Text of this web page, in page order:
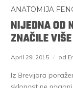
ANATOMIJA
NIJEDNA OD
ZNAČILE
April 29, 2015 od
Iz Brevijara